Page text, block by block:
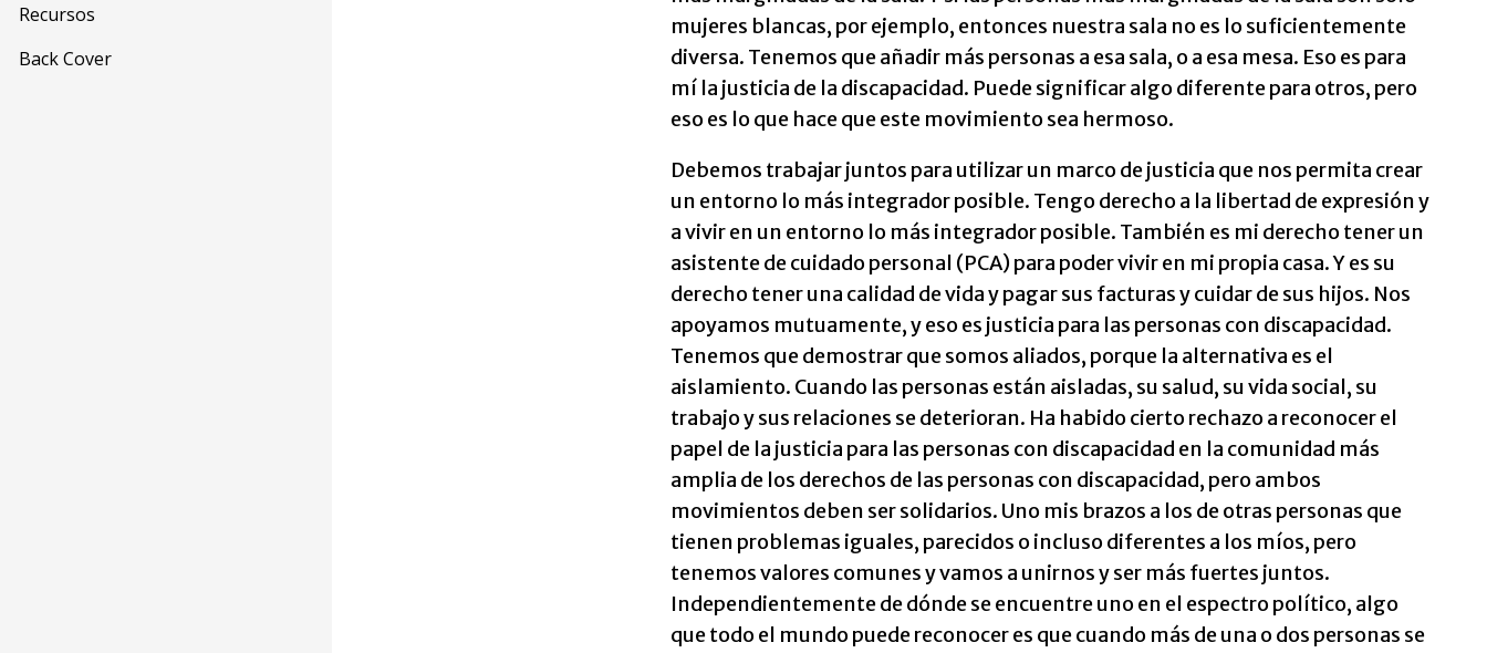
Recursos
Back Cover
mujeres blancas, por ejemplo, entonces nuestra sala no es lo suficientemente
diversa. Tenemos que añadir más personas a esa sala, o a esa mesa. Eso es para
mí la justicia de la discapacidad. Puede significar algo diferente para otros, pero
eso es lo que hace que este movimiento sea hermoso.
Debemos trabajar juntos para utilizar un marco de justicia que nos permita crear
un entorno lo más integrador posible. Tengo derecho a la libertad de expresión y
a vivir en un entorno lo más integrador posible. También es mi derecho tener un
asistente de cuidado personal (PCA) para poder vivir en mi propia casa. Y es su
derecho tener una calidad de vida y pagar sus facturas y cuidar de sus hijos. Nos
apoyamos mutuamente, y eso es justicia para las personas con discapacidad.
Tenemos que demostrar que somos aliados, porque la alternativa es el
aislamiento. Cuando las personas están aisladas, su salud, su vida social, su
trabajo y sus relaciones se deterioran. Ha habido cierto rechazo a reconocer el
papel de la justicia para las personas con discapacidad en la comunidad más
amplia de los derechos de las personas con discapacidad, pero ambos
movimientos deben ser solidarios. Uno mis brazos a los de otras personas que
tienen problemas iguales, parecidos o incluso diferentes a los míos, pero
tenemos valores comunes y vamos a unirnos y ser más fuertes juntos.
Independientemente de dónde se encuentre uno en el espectro político, algo
que todo el mundo puede reconocer es que cuando más de una o dos personas se